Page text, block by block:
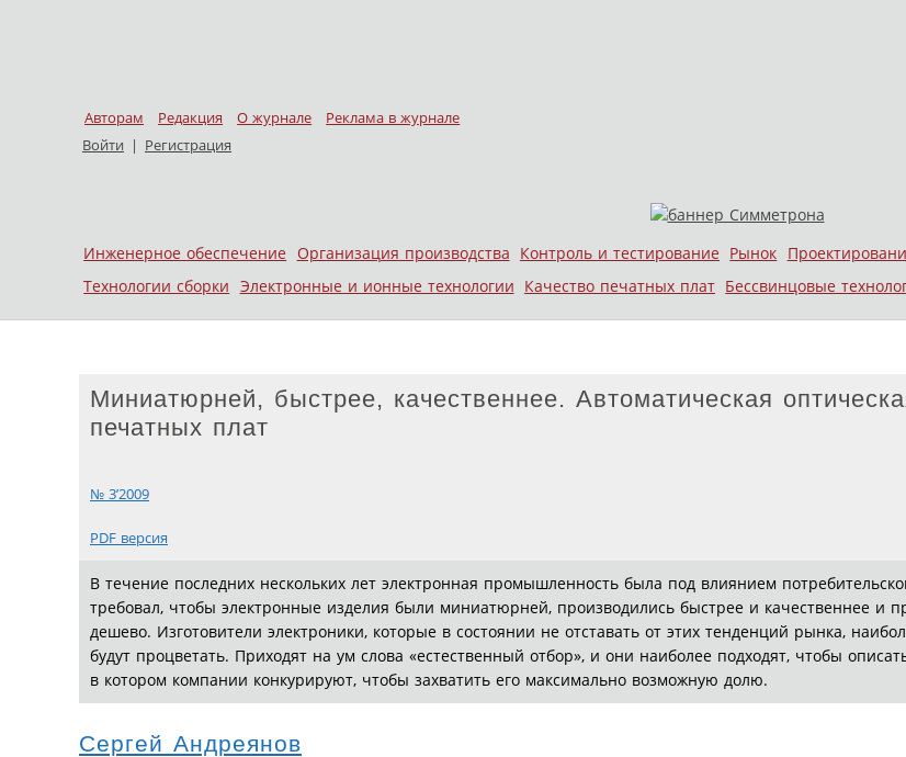
Авторам Редакция О журнале
Реклама в журнале
Войти | Регистрация
Меню
Skip to content
Инженерное обеспечение Организация производства Контроль и тестирование Рынок
Технологии сборки Электронные и ионные технологии Качество печатных плат Бессвинцовые
Миниатюрней, быстрее, качественнее. Автоматическая
печатных плат
№ 3’2009
PDF версия
В течение последних нескольких лет электронная промышленность была под влиянием
требовал, чтобы электронные изделия были миниатюрней, производились быстрее и качественнее и
дешево. Изготовители электроники, которые в состоянии не отставать от этих тенденций рынка,
будут процветать. Приходят на ум слова «естественный отбор», и они наиболее подходят, чтобы
в котором компании конкурируют, чтобы захватить его максимально возможную долю.
Сергей Андреянов